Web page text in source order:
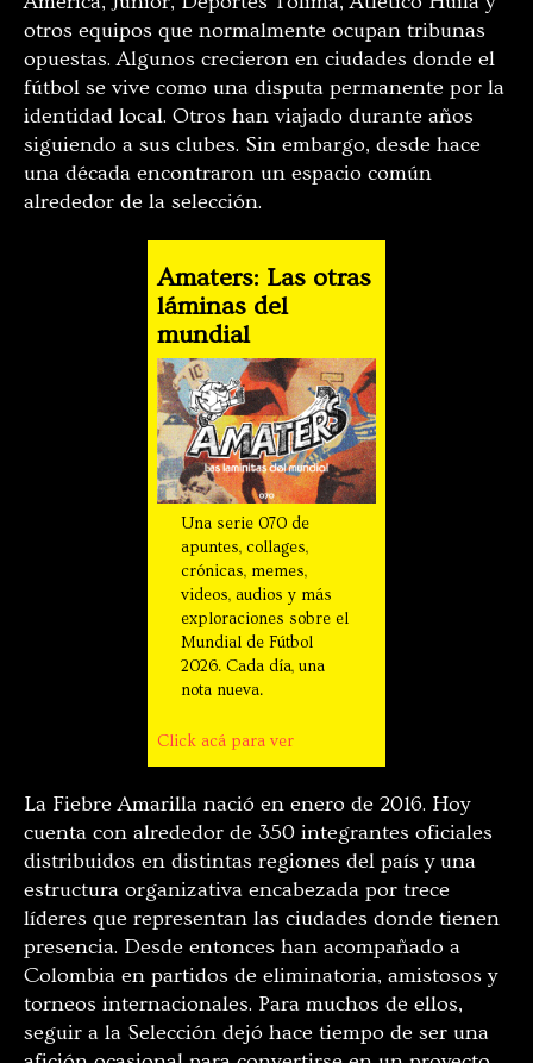
otros equipos que normalmente ocupan tribunas
opuestas. Algunos crecieron en ciudades donde el
fútbol se vive como una disputa permanente por la
identidad local. Otros han viajado durante años
siguiendo a sus clubes. Sin embargo, desde hace
una década encontraron un espacio común
alrededor de la selección.
Amaters: Las otras
láminas del
mundial
Una serie 070 de
apuntes, collages,
crónicas, memes,
videos, audios y más
exploraciones sobre el
Mundial de Fútbol
2026. Cada día, una
nota nueva.
Click acá para ver
La Fiebre Amarilla nació en enero de 2016. Hoy
cuenta con alrededor de 350 integrantes oficiales
distribuidos en distintas regiones del país y una
estructura organizativa encabezada por trece
líderes que representan las ciudades donde tienen
presencia. Desde entonces han acompañado a
Colombia en partidos de eliminatoria, amistosos y
torneos internacionales. Para muchos de ellos,
seguir a la Selección dejó hace tiempo de ser una